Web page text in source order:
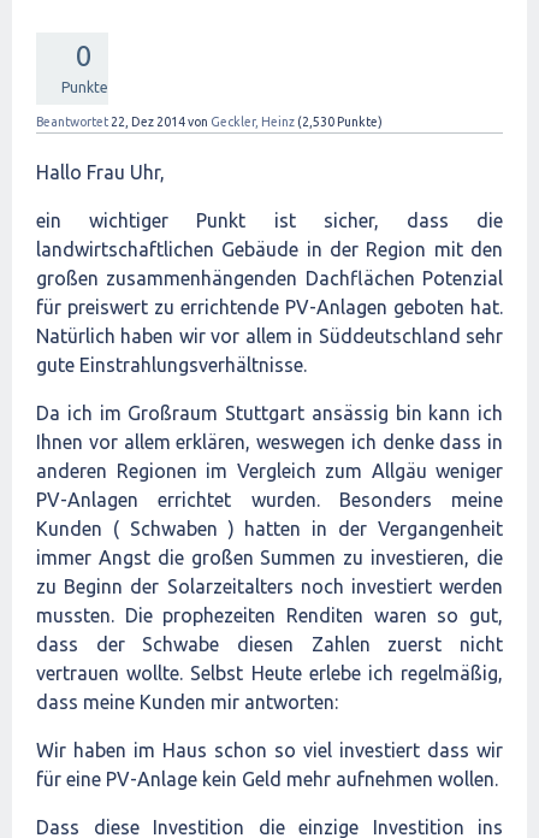
0
Punkte
Beantwortet 22, Dez 2014von Geckler, Heinz (2,530 Punkte)
Hallo Frau Uhr,
ein wichtiger Punkt ist sicher, dass die
landwirtschaftlichen Gebäude in der Region mit den
großen zusammenhängenden Dachflächen Potenzial
für preiswert zu errichtende PV-Anlagen geboten hat.
Natürlich haben wir vor allem in Süddeutschland sehr
gute Einstrahlungsverhältnisse.
Da ich im Großraum Stuttgart ansässig bin kann ich
Ihnen vor allem erklären, weswegen ich denke dass in
anderen Regionen im Vergleich zum Allgäu weniger
PV-Anlagen errichtet wurden. Besonders meine
Kunden ( Schwaben ) hatten in der Vergangenheit
immer Angst die großen Summen zu investieren, die
zu Beginn der Solarzeitalters noch investiert werden
mussten. Die prophezeiten Renditen waren so gut,
dass der Schwabe diesen Zahlen zuerst nicht
vertrauen wollte. Selbst Heute erlebe ich regelmäßig,
dass meine Kunden mir antworten:
Wir haben im Haus schon so viel investiert dass wir
für eine PV-Anlage kein Geld mehr aufnehmen wollen.
Dass diese Investition die einzige Investition ins